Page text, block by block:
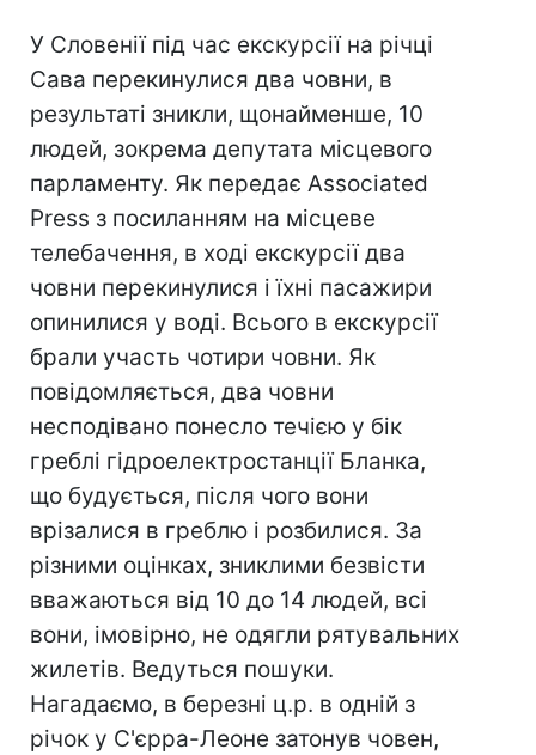
У Словенії під час екскурсії на річці
Сава перекинулися два човни, в
результаті зникли, щонайменше, 10
людей, зокрема депутата місцевого
парламенту. Як передає Associated
Press з посиланням на місцеве
телебачення, в ході екскурсії два
човни перекинулися і їхні пасажири
опинилися у воді. Всього в екскурсії
брали участь чотири човни. Як
повідомляється, два човни
несподівано понесло течією у бік
греблі гідроелектростанції Бланка,
що будується, після чого вони
врізалися в греблю і розбилися. За
різними оцінках, зниклими безвісти
вважаються від 10 до 14 людей, всі
вони, імовірно, не одягли рятувальних
жилетів. Ведуться пошуки.
Нагадаємо, в березні ц.р. в одній з
річок у С'єрра-Леоне затонув човен,